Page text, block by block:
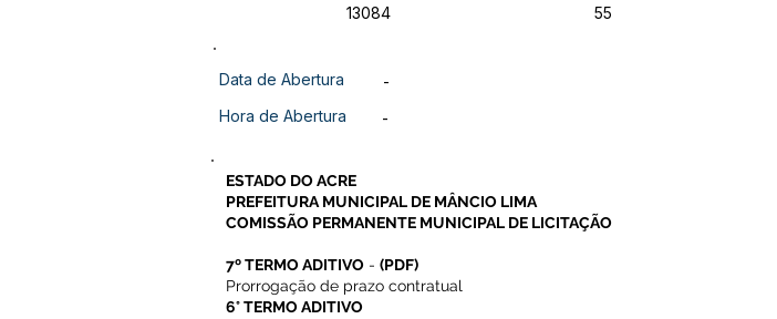
13084
55
Data de Abertura
-
Hora de Abertura
-
ESTADO DO ACRE
PREFEITURA MUNICIPAL DE MÂNCIO LIMA
COMISSÃO PERMANENTE MUNICIPAL DE LICITAÇÃO
7º TERMO ADITIVO - (PDF)
Prorrogação de prazo contratual
6° TERMO ADITIVO